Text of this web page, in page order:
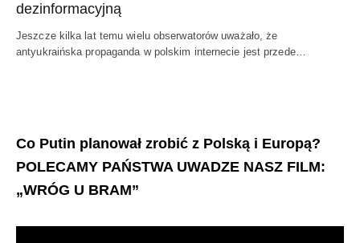
dezinformacyjną
Jeszcze kilka lat temu wielu obserwatorów uważało, że
antyukraińska propaganda w polskim internecie jest przede…
Co Putin planował zrobić z Polską i Europą?
POLECAMY PAŃSTWA UWADZE NASZ FILM:
„WRÓG U BRAM”